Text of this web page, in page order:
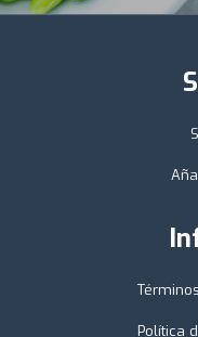
Política